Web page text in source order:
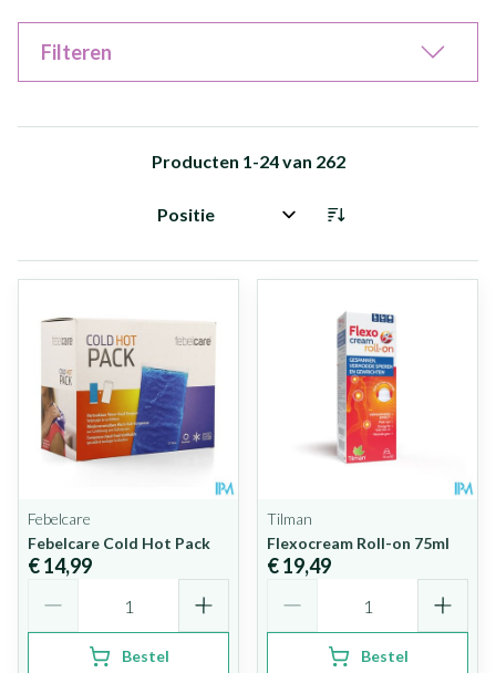
Filteren
Producten 1-24van 262
Sorteer op:
Febelcare
Febelcare Cold Hot Pack
€ 14,99
Bestel
Tilman
Flexocream Roll-on 75ml
€ 19,49
Bestel